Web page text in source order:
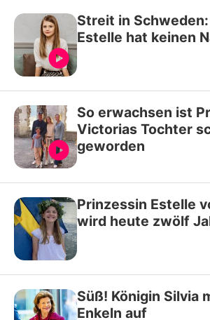
Streit in
Estelle hat keinen
So erwachsen ist
Victorias Tochter
geworden
Prinzessin Estelle
wird heute zwölf
Süß! Königin Silvia
Enkeln auf